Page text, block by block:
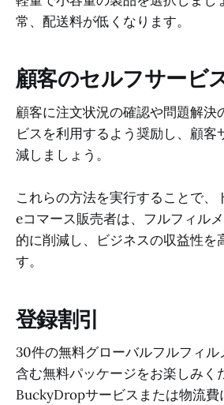
常、配送料が低くなります。
顧客のセルフサービ
顧客に注文状況の確認や問題解決
ビスを利用するよう奨励し、顧客
減しましょう。
これらの方法を実行することで、
eコマース販売者は、フルフィル
的に削減し、ビジネスの収益性を
す。
登録割引
30件の無料グローバルフルフィル
含む無料パッケージをお楽しみく
BuckyDropサービスまたは物流費